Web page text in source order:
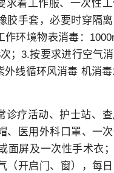
求着工作服、一次性
胶手套，必要时穿隔
作环境物表消毒：
；3.按要求进行空气消
外线循环风消毒 机消
诊疗活动、护士站、
、医用外科口罩、一次
面屏及一次性手术衣
（开启门、窗），每日